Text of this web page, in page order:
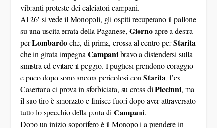
vibranti proteste dei calciatori campani.
Al 26′ si vede il Monopoli, gli ospiti recuperano il pallone
su una uscita errata della Paganese,Giorno apre a destra
perLombardoche, di prima, crossa al centro perStarita
che in girata impegnaCampanibravo a distendersi sulla
sinistra ed evitare il peggio. I pugliesi prendono coraggio
e poco dopo sono ancora pericolosi conStarita , l’ex
Casertana ci prova in sforbiciata, su cross diPiccinni , ma
il suo tiro è smorzato e finisce fuori dopo aver attraversato
tutto lo specchio della porta diCampani
Dopo un inizio soporifero è il Monopoli a prendere in